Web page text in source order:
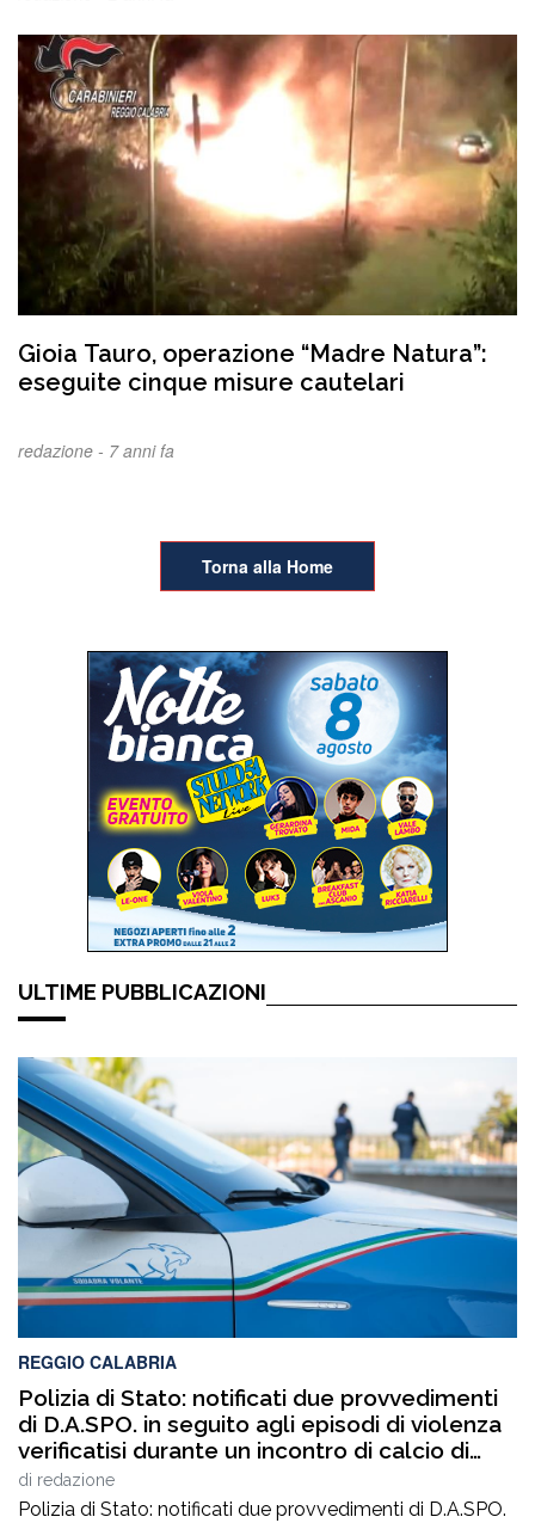
Gioia Tauro, operazione “Madre Natura”:
eseguite cinque misure cautelari
redazione - 7 anni fa
Torna alla Home
ULTIME PUBBLICAZIONI
REGGIO CALABRIA
Polizia di Stato: notificati due provvedimenti
di D.A.SPO. in seguito agli episodi di violenza
verificatisi durante un incontro di calcio di
Terza Categoria
di redazione
Polizia di Stato: notificati due provvedimenti di D.A.SPO.